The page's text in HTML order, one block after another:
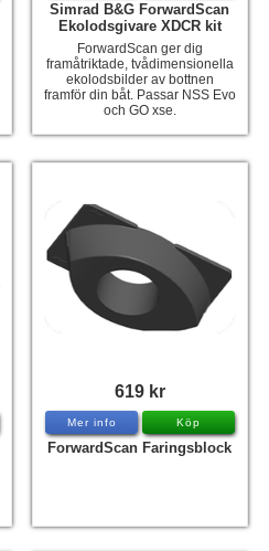
Simrad B&G ForwardScan
Ekolodsgivare XDCR kit
ForwardScan ger dig
framåtriktade, tvådimensionella
ekolodsbilder av bottnen
framför din båt. Passar NSS Evo
och GO xse.
619 kr
Mer info Köp
ForwardScan Faringsblock